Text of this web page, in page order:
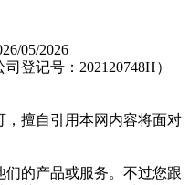
05/2026
登记号：202120748H）
擅自引用本网内容将面对
的产品或服务。不过您跟